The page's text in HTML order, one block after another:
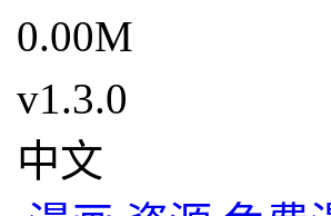
0.00M
v1.3.0
中文